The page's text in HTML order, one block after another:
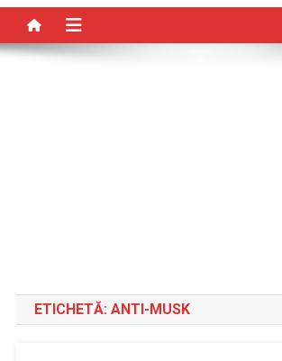
ETICHETĂ: ANTI-MUSK